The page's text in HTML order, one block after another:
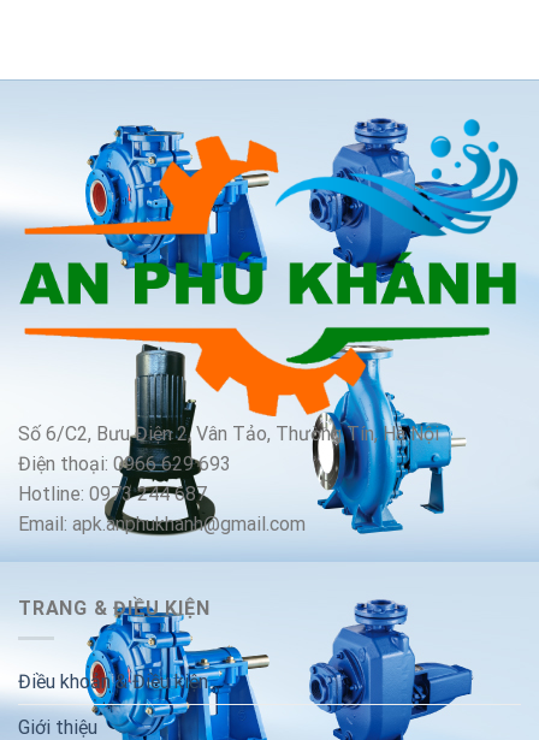
Số 6/C2, Bưu Điện 2, Vân Tảo, Thường Tín, Hà Nội
Điện thoại: 0966 629 693
Hotline: 0973 244 687
Email: apk.anphukhanh@gmail.com
TRANG & ĐIỀU KIỆN
Điều khoản & Điều kiện
Giới thiệu